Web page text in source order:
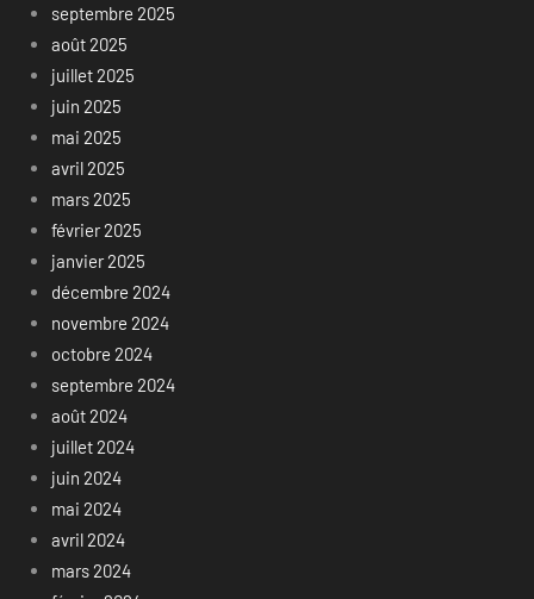
septembre 2025
août 2025
juillet 2025
juin 2025
mai 2025
avril 2025
mars 2025
février 2025
janvier 2025
décembre 2024
novembre 2024
octobre 2024
septembre 2024
août 2024
juillet 2024
juin 2024
mai 2024
avril 2024
mars 2024